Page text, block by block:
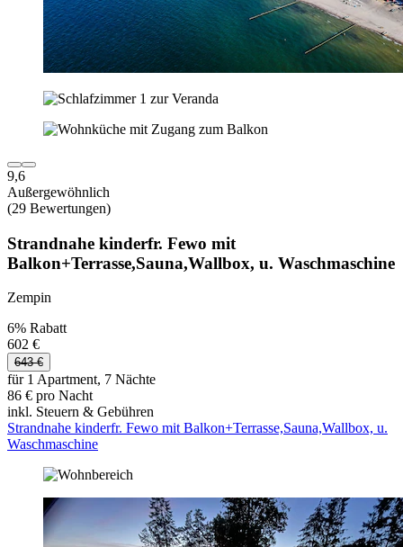
9,6
Außergewöhnlich
(29 Bewertungen)
Strandnahe kinderfr. Fewo mit
Balkon+Terrasse,Sauna,Wallbox, u. Waschmaschine
Zempin
6% Rabatt
602 €
643 €
für 1 Apartment, 7 Nächte
86 € pro Nacht
inkl. Steuern & Gebühren
Strandnahe kinderfr. Fewo mit Balkon+Terrasse,Sauna,Wallbox, u.
Waschmaschine